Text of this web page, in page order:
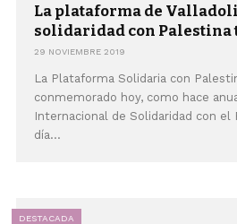
La plataforma de
solidaridad con Palestina
29 NOVIEMBRE 2019
La Plataforma Solidaria con
conmemorado hoy, como hace
Internacional de Solidaridad con el
día...
DESTACADA